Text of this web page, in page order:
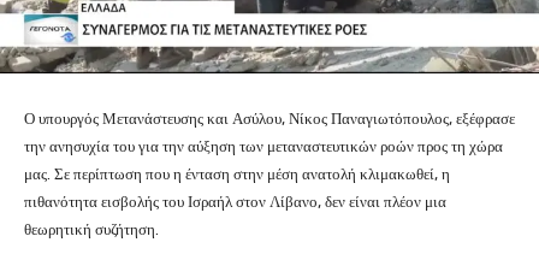
Ο υπουργός Μετανάστευσης και Ασύλου, Νίκος Παναγιωτόπουλος, εξέφρασε
την ανησυχία του για την αύξηση των μεταναστευτικών ροών προς τη χώρα
μας. Σε περίπτωση που η ένταση στην μέση ανατολή κλιμακωθεί, η
πιθανότητα εισβολής του Ισραήλ στον Λίβανο, δεν είναι πλέον μια
θεωρητική συζήτηση.